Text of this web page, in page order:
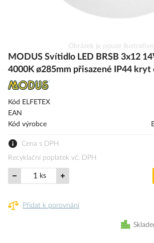
na
začátek
s
Obrázek je pouze
MODUS Svítidlo LED BRSB 3x12
4000K ø285mm přisazené IP44
Kód ELFETEX
EAN
Kód výrobce
Cena s DPH
Recyklační poplatek vč. DPH
ks
Přidat k porovnání